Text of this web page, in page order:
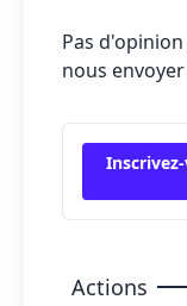
Pas
nous
Actions